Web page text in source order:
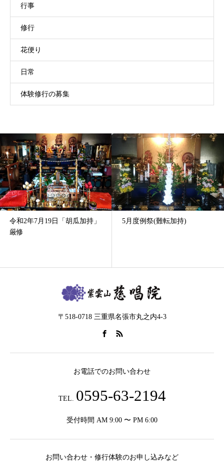
行事
修行
花便り
日常
体験修行の募集
5月度例祭(難転加持)
令和4年夏期入峯修行②二蔵
〒518-0718 三重県名張市丸之内4-3
お電話でのお問い合わせ
TEL. 0595-63-2194
受付時間 AM 9:00 〜 PM 6:00
お問い合わせ・修行体験のお申し込みなど